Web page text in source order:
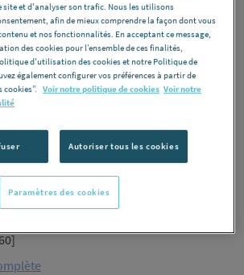
MET.INT.LISSE
MERLETT FRANCE
et d'analyser son trafic. Nous les utilisons
afin de mieux comprendre la façon dont vous
et nos fonctionnalités. En acceptant ce message,
des cookies pour l’ensemble de ces finalités,
d'utilisation des cookies et notre Politique de
également configurer vos préférences à partir de
cookies”. Voir notre politique de cookies Voir notre
Autoriser tous les cookies
Paramètres des cookies